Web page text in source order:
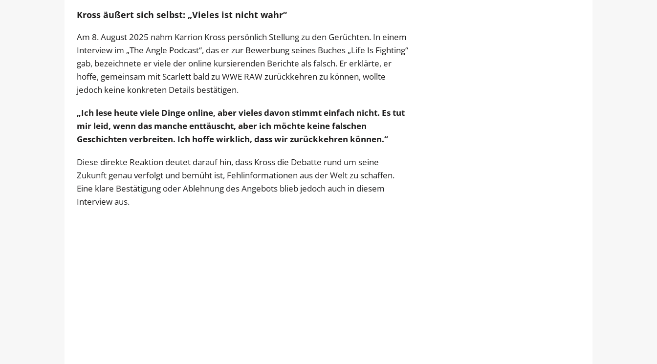
Kross äußert sich selbst: „Vieles ist nicht wahr“
Am 8. August 2025 nahm Karrion Kross persönlich Stellung zu den Gerüchten. In einem
Interview im „The Angle Podcast“, das er zur Bewerbung seines Buches „Life Is Fighting“
gab, bezeichnete er viele der online kursierenden Berichte als falsch. Er erklärte, er
hoffe, gemeinsam mit Scarlett bald zu WWE RAW zurückkehren zu können, wollte
jedoch keine konkreten Details bestätigen.
„Ich lese heute viele Dinge online, aber vieles davon stimmt einfach nicht. Es tut
mir leid, wenn das manche enttäuscht, aber ich möchte keine falschen
Geschichten verbreiten. Ich hoffe wirklich, dass wir zurückkehren können.“
Diese direkte Reaktion deutet darauf hin, dass Kross die Debatte rund um seine
Zukunft genau verfolgt und bemüht ist, Fehlinformationen aus der Welt zu schaffen.
Eine klare Bestätigung oder Ablehnung des Angebots blieb jedoch auch in diesem
Interview aus.